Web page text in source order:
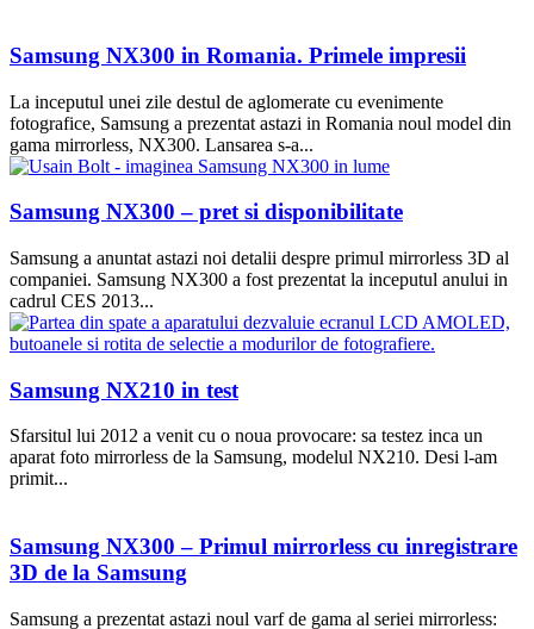
Samsung NX300 in Romania. Primele impresii
La inceputul unei zile destul de aglomerate cu evenimente
fotografice, Samsung a prezentat astazi in Romania noul model din
gama mirrorless, NX300. Lansarea s-a...
Samsung NX300 – pret si disponibilitate
Samsung a anuntat astazi noi detalii despre primul mirrorless 3D al
companiei. Samsung NX300 a fost prezentat la inceputul anului in
cadrul CES 2013...
Samsung NX210 in test
Sfarsitul lui 2012 a venit cu o noua provocare: sa testez inca un
aparat foto mirrorless de la Samsung, modelul NX210. Desi l-am
primit...
Samsung NX300 – Primul mirrorless cu inregistrare
3D de la Samsung
Samsung a prezentat astazi noul varf de gama al seriei mirrorless: